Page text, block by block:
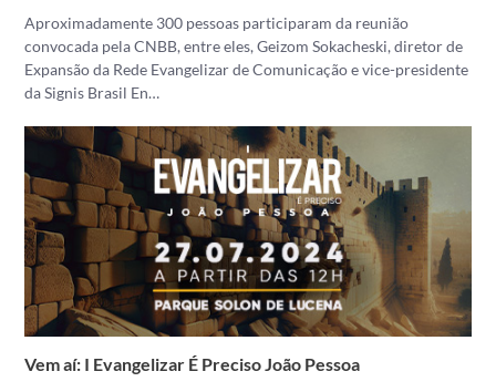
Aproximadamente 300 pessoas participaram da reunião
convocada pela CNBB, entre eles, Geizom Sokacheski, diretor de
Expansão da Rede Evangelizar de Comunicação e vice-presidente
da Signis Brasil En…
Vem aí: I Evangelizar É Preciso João Pessoa